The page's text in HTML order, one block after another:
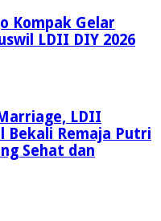
Kompak Gelar
LDII DIY 2026
LDII
Bekali Remaja Putri
Sehat dan